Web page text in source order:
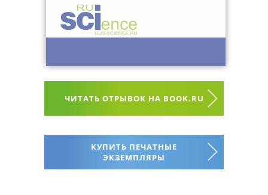
ЧИТАТЬ ОТРЫВОК НА BOOK.RU
КУПИТЬ ПЕЧАТНЫЕ
ЭКЗЕМПЛЯРЫ